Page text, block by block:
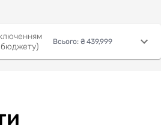
бюджету)
Всього: ₴ 439,999